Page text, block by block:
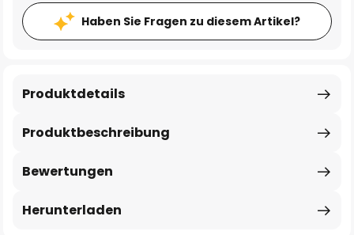
Haben Sie Fragen zu diesem Artikel?
Produktbeschreibung
Produktdetails
Bewertungen
Herunterladen